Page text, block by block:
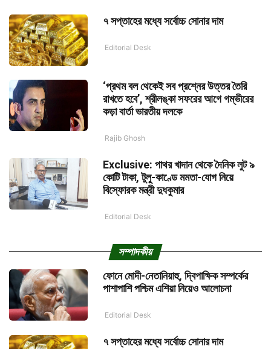
৭ সপ্তাহের মধ্যে সর্বোচ্চ সোনার দাম
Editorial Desk
‘প্রথম বল থেকেই সব প্রশ্নের উত্তর তৈরি
রাখতে হবে’, শ্রীলঙ্কা সফরের আগে গম্ভীরের
কড়া বার্তা ভারতীয় দলকে
Rajib Ghosh
Exclusive: পাথর খাদান থেকে দৈনিক লুট ৯
কোটি টাকা, টুলু-কাণ্ডে মমতা-যোগ নিয়ে
বিস্ফোরক মন্ত্রী দুধকুমার
Editorial Desk
সম্পাদকীয়
ফোনে মোদী-নেতানিয়াহু, দ্বিপাক্ষিক সম্পর্কের
পাশাপাশি পশ্চিম এশিয়া নিয়েও আলোচনা
Editorial Desk
৭ সপ্তাহের মধ্যে সর্বোচ্চ সোনার দাম